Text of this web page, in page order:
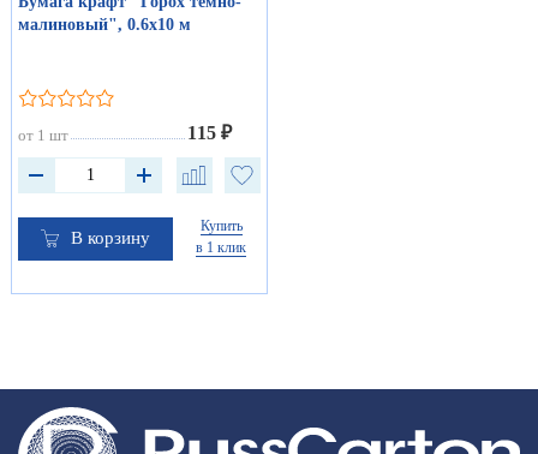
малиновый", 0.6х10 м
от 1 шт 115 ₽
В корзину
Купить
в 1 клик